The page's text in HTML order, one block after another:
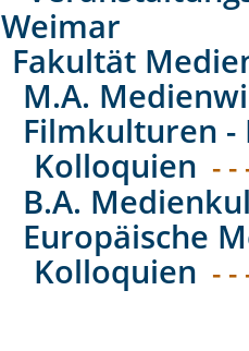
Weimar
Fakultät
M.A.
Filmkulturen -
Kolloquien - -
B.A.
Europäische
Kolloquien - -